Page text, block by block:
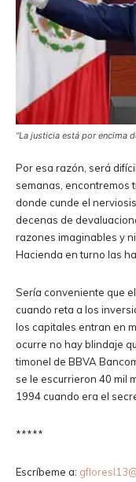
“La justicia está por encima
Por esa razón, será
semanas, encontremos
donde cunde el
decenas de
razones imaginables y
Hacienda en turno las
Sería conveniente que
cuando reta a los
los capitales entran en
ocurre no hay blindaje
timonel de BBVA
se le escurrieron 40 mil
1994 cuando era el
*****
Escríbeme a: